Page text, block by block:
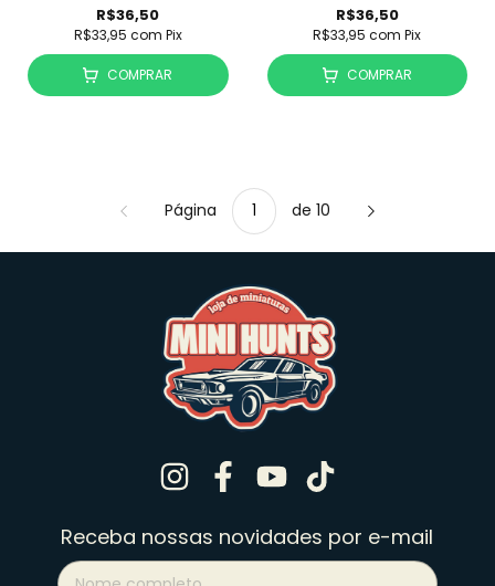
R$36,50
R$33,95 com Pix
COMPRAR
R$36,50
R$33,95com Pix
COMPRAR
Página de 10
Receba nossas novidades por e-mail